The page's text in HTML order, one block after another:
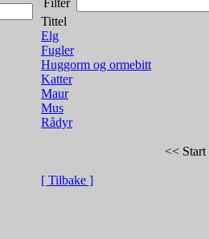
Filter
Tittel
Elg
Fugler
Huggorm og ormebitt
Katter
Maur
Mus
Rådyr
<< Start
[ Tilbake ]